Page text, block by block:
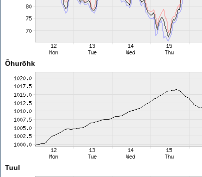
Õhurõhk
Tuul